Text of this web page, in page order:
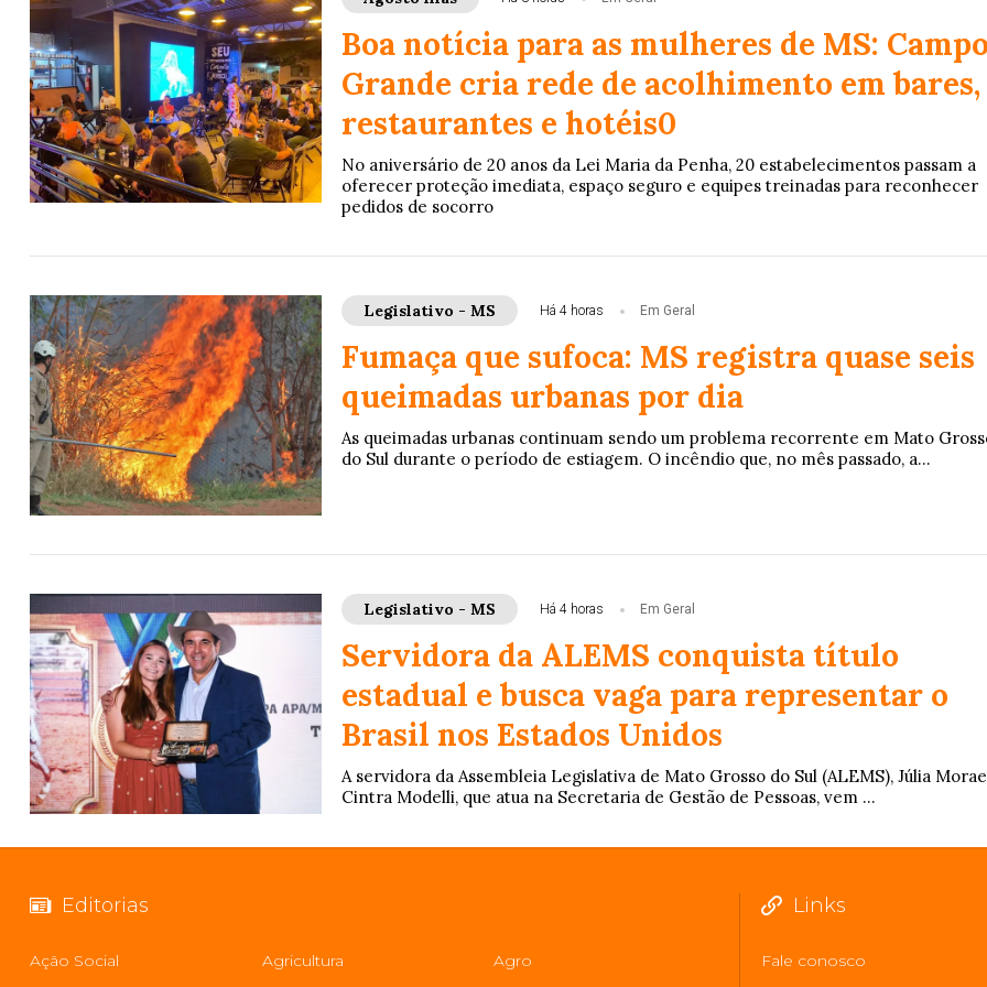
Boa notícia para as mulheres de MS:
Grande cria rede de acolhimento em bares,
restaurantes e hotéis0
No aniversário de 20 anos da Lei Maria da Penha, 20 estabelecimentos passam a
oferecer proteção imediata, espaço seguro e equipes treinadas para reconhecer
pedidos de socorro
Legislativo - MS Há 4 horas Em Geral
Fumaça que sufoca: MS registra quase seis
queimadas urbanas por dia
As queimadas urbanas continuam sendo um problema recorrente em Mato
do Sul durante o período de estiagem. O incêndio que, no mês passado, a...
Legislativo - MS Há 4 horas Em Geral
Servidora da ALEMS conquista título
estadual e busca vaga para representar o
Brasil nos Estados Unidos
A servidora da Assembleia Legislativa de Mato Grosso do Sul (ALEMS), Júlia
Cintra Modelli, que atua na Secretaria de Gestão de Pessoas, vem ...
Editorias
Ação Social Agricultura Agro
Links
Fale conosco